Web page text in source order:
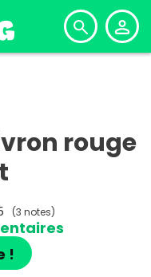
rouge
(3 notes)
!